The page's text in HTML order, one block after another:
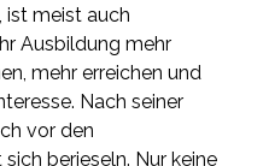
ist meist auch
Ausbildung mehr
mehr erreichen und
Nach seiner
vor den
berieseln. Nur keine